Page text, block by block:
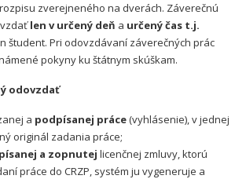
zverejneného na dverách. Záverečnú
len v určený deň a určený čas t.j.
študent. Pri odovzdávaní záverečných prác
pokyny ku štátnym skúškam.
odovzdať
a podpísanej práce(vyhlásenie), v jednej
originál zadania práce;
a zopnutej licenčnej zmluvy, ktorú
práce do CRZP, systém ju vygeneruje a